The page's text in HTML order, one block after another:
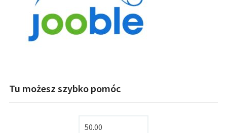
Tu możesz szybko pomóc